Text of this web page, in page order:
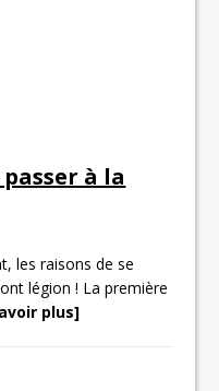
à la
les raisons de se
légion ! La première
plus]